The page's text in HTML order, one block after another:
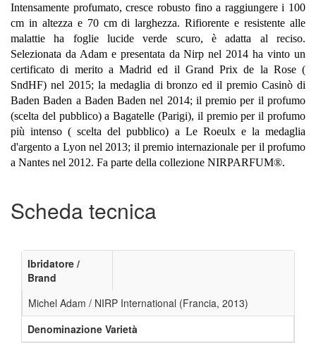
Intensamente profumato, cresce robusto fino a raggiungere i 100
cm in altezza e 70 cm di larghezza. Rifiorente e resistente alle
malattie ha foglie lucide verde scuro, è adatta al reciso.
Selezionata da Adam e presentata da Nirp nel 2014 ha vinto un
certificato di merito a Madrid ed il Grand Prix de la Rose (
SndHF) nel 2015; la medaglia di bronzo ed il premio Casinò di
Baden Baden a Baden Baden nel 2014; il premio per il profumo
(scelta del pubblico) a Bagatelle (Parigi), il premio per il profumo
più intenso ( scelta del pubblico) a Le Roeulx e la medaglia
d'argento a Lyon nel 2013; il premio internazionale per il profumo
a Nantes nel 2012. Fa parte della collezione NIRPARFUM®.
Scheda tecnica
Ibridatore /
Brand
Michel Adam / NIRP International (Francia, 2013)
Denominazione Varietà